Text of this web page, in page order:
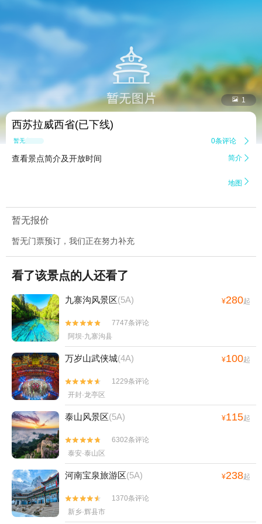
 1
西苏拉威西省(已下线)
暂无点评 0条评论 
查看景点简介及开放时间 简介 
地图 
暂无报价
暂无门票预订，我们正在努力补充
看了该景点的人还看了
九寨沟风景区(5A) ¥280起


7747条评论
阿坝·九寨沟县
万岁山武侠城(4A) ¥100起


1229条评论
开封·龙亭区
泰山风景区(5A) ¥115起


6302条评论
泰安·泰山区
河南宝泉旅游区(5A) ¥238起


1370条评论
新乡·辉县市